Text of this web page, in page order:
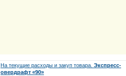
На текущие расходы и закуп товара. Экспресс-
овердрафт «90»